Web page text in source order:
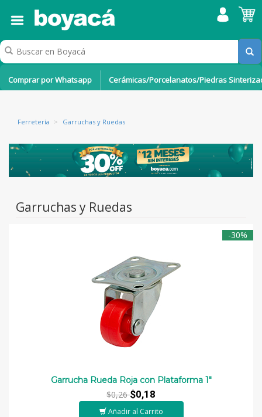
Comprar por Whatsapp Cerámicas/Porcelanatos/Piedras
Ferretería > Garruchas y Ruedas
Garruchas y Ruedas
-30%
Garrucha Rueda Roja con Plataforma 1"
$0,26$0,18
Añadir al Carrito